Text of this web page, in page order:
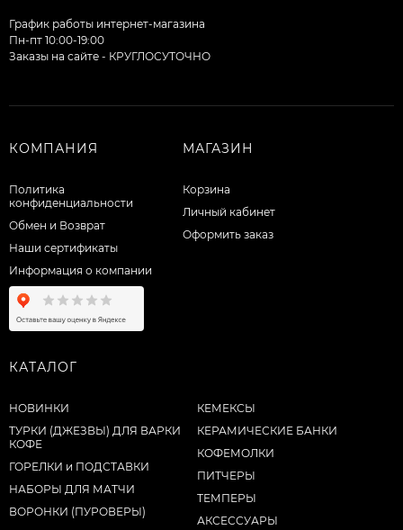
График работы интернет-магазина
Пн-пт 10:00-19:00
Заказы на сайте - КРУГЛОСУТОЧНО
КОМПАНИЯ
Политика
конфиденциальности
Обмен и Возврат
Наши сертификаты
Информация о компании
МАГАЗИН
Корзина
Личный кабинет
Оформить заказ
КАТАЛОГ
НОВИНКИ
ТУРКИ (ДЖЕЗВЫ) ДЛЯ ВАРКИ
КОФЕ
ГОРЕЛКИ и ПОДСТАВКИ
НАБОРЫ ДЛЯ МАТЧИ
ВОРОНКИ (ПУРОВЕРЫ)
КЕМЕКСЫ
КЕРАМИЧЕСКИЕ БАНКИ
КОФЕМОЛКИ
ПИТЧЕРЫ
ТЕМПЕРЫ
АКСЕССУАРЫ